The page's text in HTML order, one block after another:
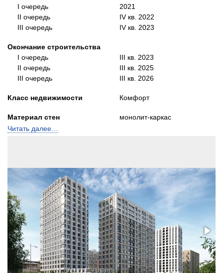
I очередь
II очередь
III очередь
Окончание строительства
I очередь
II очередь
III очередь
Класс недвижимости
Материал стен
Квартир в доме
количество подъездов
Лифты
Высота потолков, м
2021
IV кв. 2022
IV кв. 2023
III кв. 2023
III кв. 2025
III кв. 2026
Комфорт
монолит-каркас
От 39 до 415
1-4
Пассажирский и
грузопасс.
2,55-3,64
Читать далее…